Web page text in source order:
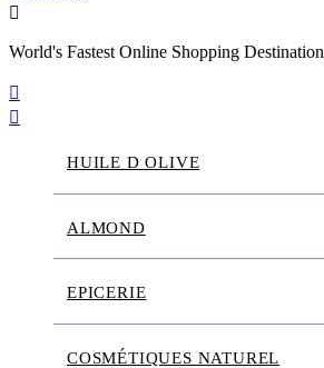

World's Fastest Online Shopping Destination


HUILE D OLIVE
ALMOND
EPICERIE
COSMÉTIQUES NATUREL